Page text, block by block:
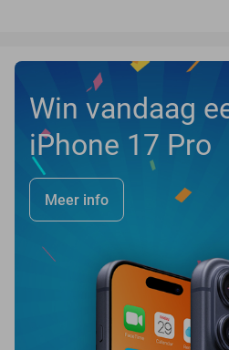
Win vandaag
iPhone 17 Pro
Meer info